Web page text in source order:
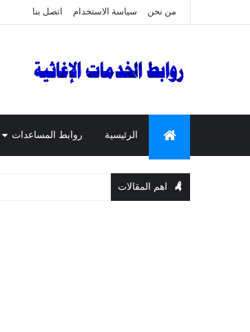
من نحن سياسة الاستخدام اتصل بنا
الرئيسية روابط المساعدات
اهم المقالات